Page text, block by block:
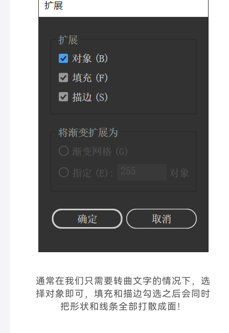
通常在我们只需要转曲文字的情况下，选
择对象即可，填充和描边勾选之后会同时
把形状和线条全部打散成面！